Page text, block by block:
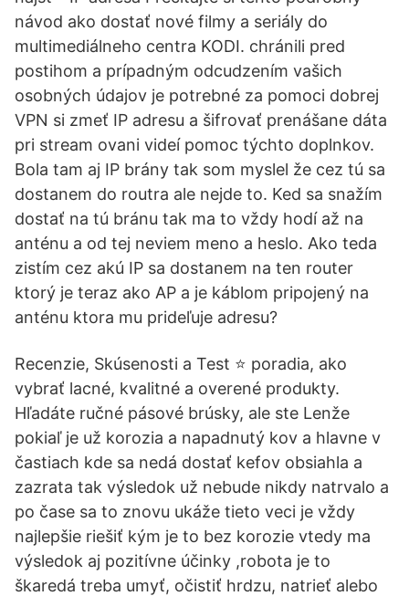
návod ako dostať nové filmy a seriály do
multimediálneho centra KODI. chránili pred
postihom a prípadným odcudzením vašich
osobných údajov je potrebné za pomoci dobrej
VPN si zmeť IP adresu a šifrovať prenášane dáta
pri stream ovani videí pomoc týchto doplnkov.
Bola tam aj IP brány tak som myslel že cez tú sa
dostanem do routra ale nejde to. Ked sa snažím
dostať na tú bránu tak ma to vždy hodí až na
anténu a od tej neviem meno a heslo. Ako teda
zistím cez akú IP sa dostanem na ten router
ktorý je teraz ako AP a je káblom pripojený na
anténu ktora mu prideľuje adresu?
Recenzie, Skúsenosti a Test ⭐ poradia, ako
vybrať lacné, kvalitné a overené produkty.
Hľadáte ručné pásové brúsky, ale ste Lenže
pokiaľ je už korozia a napadnutý kov a hlavne v
častiach kde sa nedá dostať kefov obsiahla a
zazrata tak výsledok už nebude nikdy natrvalo a
po čase sa to znovu ukáže tieto veci je vždy
najlepšie riešiť kým je to bez korozie vtedy ma
výsledok aj pozitívne účinky ,robota je to
škaredá treba umyť, očistiť hrdzu, natrieť alebo